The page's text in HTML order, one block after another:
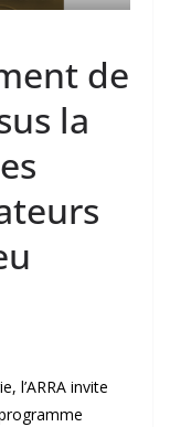
de
la
l’ARRA invite